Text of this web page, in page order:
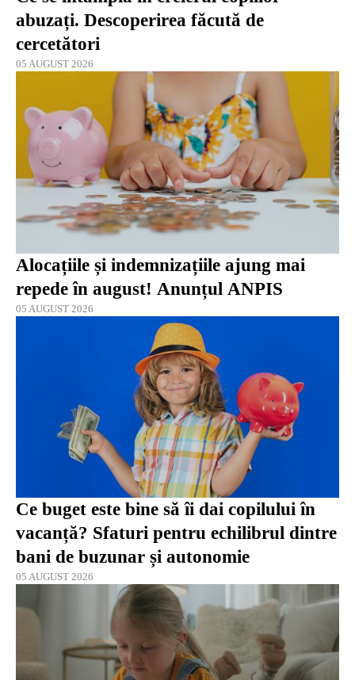
abuzați. Descoperirea făcută de
cercetători
05 AUGUST 2026
Alocațiile și indemnizațiile ajung mai
repede în august! Anunțul ANPIS
05 AUGUST 2026
Ce buget este bine să îi dai copilului în
vacanță? Sfaturi pentru echilibrul dintre
bani de buzunar și autonomie
05 AUGUST 2026